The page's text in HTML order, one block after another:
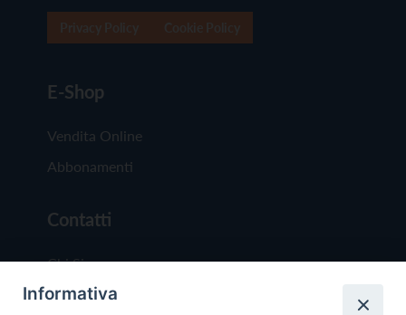
E-Shop
Vendita Online
Abbonamenti
Contatti
Chi Siamo
Redazione
Informativa